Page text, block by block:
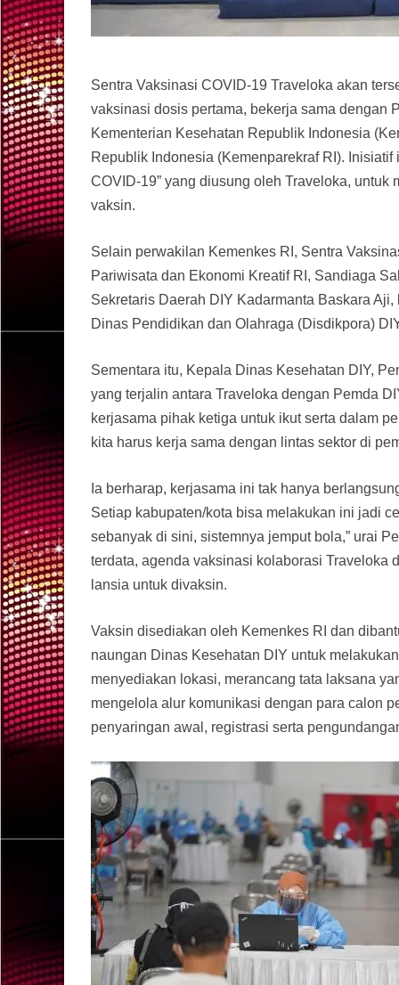
Sentra Vaksinasi COVID-19 Traveloka akan
vaksinasi dosis pertama, bekerja sama dengan
Kementerian Kesehatan Republik Indonesia
Republik Indonesia (Kemenparekraf RI).
COVID-19” yang diusung oleh Traveloka,
vaksin.
Selain perwakilan Kemenkes RI, Sentra
Pariwisata dan Ekonomi Kreatif RI, Sandiaga
Sekretaris Daerah DIY Kadarmanta Baskara
Dinas Pendidikan dan Olahraga (Disdikpora)
Sementara itu, Kepala Dinas Kesehatan DIY,
yang terjalin antara Traveloka dengan Pemda
kerjasama pihak ketiga untuk ikut serta dalam
kita harus kerja sama dengan lintas sektor di
Ia berharap, kerjasama ini tak hanya
Setiap kabupaten/kota bisa melakukan ini jadi
sebanyak di sini, sistemnya jemput bola,” urai
terdata, agenda vaksinasi kolaborasi Traveloka
lansia untuk divaksin.
Vaksin disediakan oleh Kemenkes RI dan
naungan Dinas Kesehatan DIY untuk
menyediakan lokasi, merancang tata laksana
mengelola alur komunikasi dengan para calon
penyaringan awal, registrasi serta